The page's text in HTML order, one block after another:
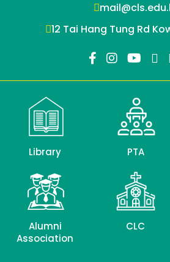
12 Tai Hang Tung Rd
Library PTA
Alumni
Association
CLC